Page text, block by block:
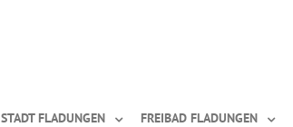
STADT FLADUNGEN FREIBAD FLADUNGEN